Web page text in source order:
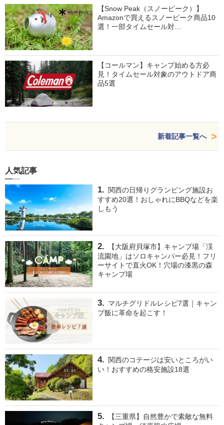
【Snow Peak（スノーピーク）】
Amazonで買えるスノーピーク商品10
選！一部タイムセール対…
【コールマン】キャンプ始める方必
見！タイムセール対象のアウトドア商
品5選
新着記事一覧へ
人気記事
関西の日帰りグランピング施設お
すすめ20選！おしゃれにBBQなどを楽
しもう
【大阪府貝塚市】キャンプ場「渓
流園地」はソロキャンパー必見！フリ
ーサイトで直火OK！穴場の漆黒の森
キャンプ場
マルチグリドルレシピ7選｜キャン
プ飯に革命を起こす！
関西のコテージは安いところがい
い！おすすめの格安施設18選
【三重県】自然豊かで素敵な無料